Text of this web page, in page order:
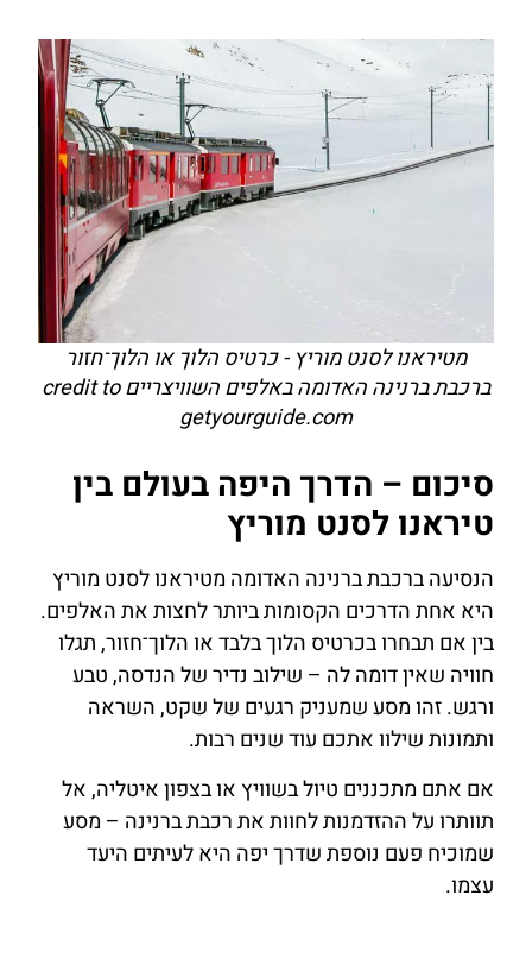
מטיראנו לסנט מוריץ - כרטיס הלוך או הלוך־חזור
ברכבת ברנינה האדומה באלפים השוויצריים credit to
getyourguide.com
סיכום – הדרך היפה בעולם בין
טיראנו לסנט מוריץ
הנסיעה ברכבת ברנינה האדומה מטיראנו לסנט מוריץ
היא אחת הדרכים הקסומות ביותר לחצות את האלפים.
בין אם תבחרו בכרטיס הלוך בלבד או הלוך־חזור, תגלו
חוויה שאין דומה לה – שילוב נדיר של הנדסה, טבע
ורגש. זהו מסע שמעניק רגעים של שקט, השראה
ותמונות שילוו אתכם עוד שנים רבות.
אם אתם מתכננים טיול בשוויץ או בצפון איטליה, אל
תוותרו על ההזדמנות לחוות את רכבת ברנינה – מסע
שמוכיח פעם נוספת שדרך יפה היא לעיתים היעד
עצמו.